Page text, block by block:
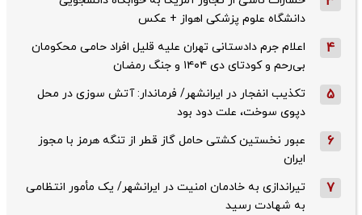
دانشگاه علوم پزشکی اهواز + عکس
4
اعلام جرم دادستانی تهران علیه قلیل افراد حامی محکومان
بی‌رحم و کودتای دی‌ ۱۴۰۴ و جنگ رمضان
5
تکذیب ‌انفجار در ایرانشهر/ فرماندار: آتش سوزی در محل
دپوی سوخت، علت دود بود
6
عبور نخستین کشتی حامل گاز قطر از تنگه هرمز با مجوز
ایران
7
تیراندازی به خادمان امنیت در ایرانشهر/ یک مأمور انتظامی
به شهادت رسید